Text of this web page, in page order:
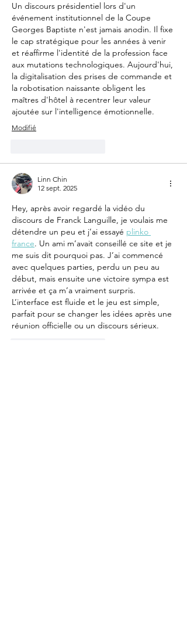
Un discours présidentiel lors d'un
événement institutionnel de la Coupe
Georges Baptiste n'est jamais anodin. Il fixe
le cap stratégique pour les années à venir
et réaffirme l'identité de la profession face
aux mutations technologiques. Aujourd'hui,
la digitalisation des prises de commande et
la robotisation naissante obligent les
maîtres d'hôtel à recentrer leur valeur
ajoutée sur l'intelligence émotionnelle.
Modifié
Linn Chin
12 sept. 2025
Hey, après avoir regardé la vidéo du
discours de Franck Languille, je voulais me
détendre un peu et j’ai essayé plinko
france. Un ami m’avait conseillé ce site et je
me suis dit pourquoi pas. J’ai commencé
avec quelques parties, perdu un peu au
début, mais ensuite une victoire sympa est
arrivée et ça m’a vraiment surpris.
L’interface est fluide et le jeu est simple,
parfait pour se changer les idées après une
réunion officielle ou un discours sérieux.